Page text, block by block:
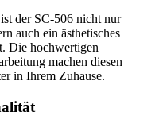
der SC-506 nicht nur
auch ein ästhetisches
Die hochwertigen
machen diesen
in Ihrem Zuhause.